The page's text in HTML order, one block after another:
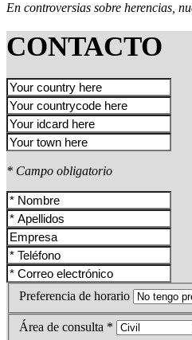
En controversias sobre herencias,
CONTACTO
* Campo obligatorio
Preferencia de horario
Área de consulta *